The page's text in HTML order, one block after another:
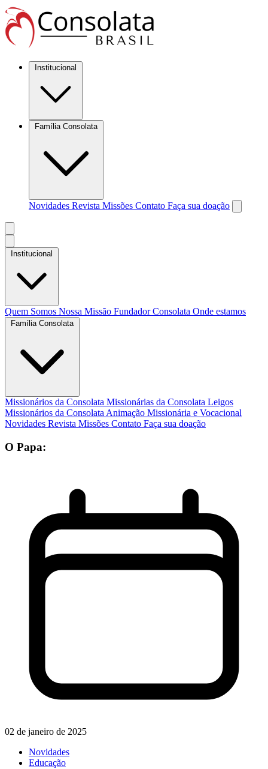
Institucional
Família Consolata
Novidades Revista Missões Contato Faça sua doação
Institucional
Quem Somos Nossa Missão FundadorConsolata Onde estamos
Família Consolata
Missionários da Consolata Missionárias da Consolata Leigos
Missionários da Consolata Animação Missionária e Vocacional
Novidades Revista Missões Contato Faça sua doação
O Papa:
02 de janeiro de 2025
Novidades
Educação